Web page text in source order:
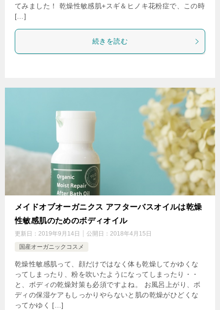
てみました！ 乾燥性敏感肌+スギ＆ヒノキ花粉症で、この時
[…]
続きを読む
メイドオブオーガニクス アフターバスオイルは乾燥
性敏感肌のためのボディオイル
更新日： 2019年9月14日 公開日： 2018年4月15日
国産オーガニックコスメ
乾燥性敏感肌って、顔だけではなく体も乾燥してかゆくな
ってしまったり、粉を吹いたようになってしまったり・・
と、ボディの乾燥対策も必須ですよね。 お風呂上がり、ボ
ディの保湿ケアもしっかりやらないと肌の乾燥がひどくな
ってかゆく […]